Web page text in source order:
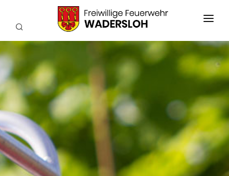
AKTUELLES
EINSÄTZE
WIR ÜBER UNS
FEUERWEHRKAPELLE
TECHNIK
SERVICE